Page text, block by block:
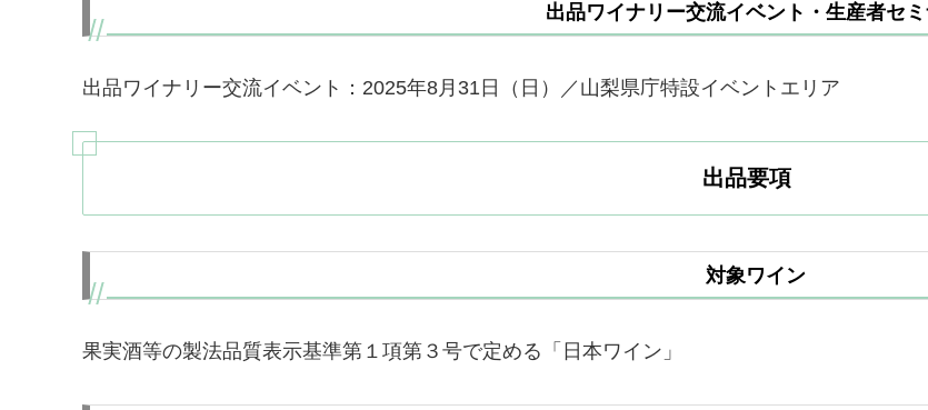
出品ワイナリー交流イベント・生産者セ
出品ワイナリー交流イベント：2025年8月31日（日）／山梨県庁特設イベントエリア
出品要項
対象ワイン
果実酒等の製法品質表示基準第１項第３号で定める「日本ワイン」